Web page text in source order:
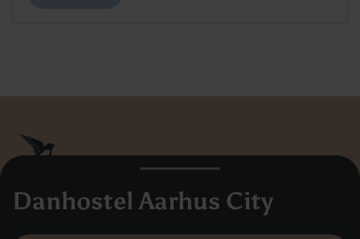
Danhostel Aarhus City
Danhostel Danmarks Vandrerhjem